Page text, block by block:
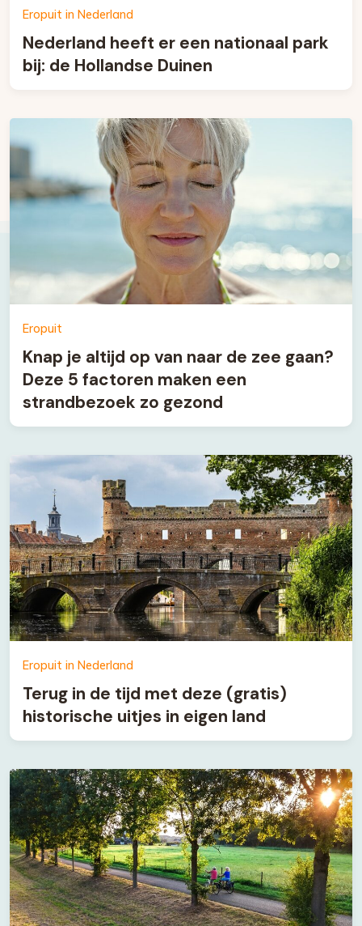
Eropuit in Nederland
Nederland heeft er een nationaal park
bij: de Hollandse Duinen
Eropuit
Knap je altijd op van naar de zee gaan?
Deze 5 factoren maken een
strandbezoek zo gezond
Eropuit in Nederland
Terug in de tijd met deze (gratis)
historische uitjes in eigen land